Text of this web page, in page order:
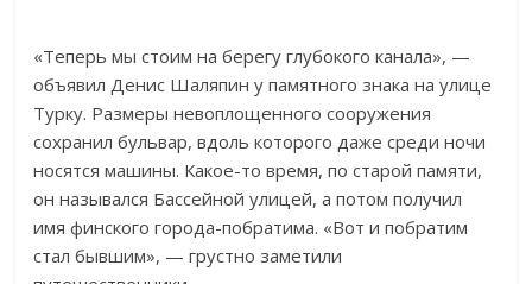
«Теперь мы стоим на берегу глубокого канала», —
объявил Денис Шаляпин у памятного знака на улице
Турку. Размеры невоплощенного сооружения
сохранил бульвар, вдоль которого даже среди ночи
носятся машины. Какое-то время, по старой памяти,
он назывался Бассейной улицей, а потом получил
имя финского города-побратима. «Вот и побратим
стал бывшим», — грустно заметили